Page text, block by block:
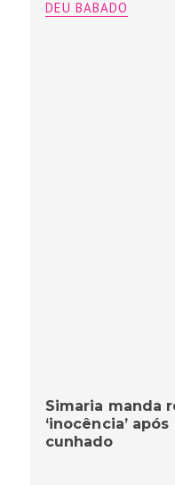
DEU BABADO
Simaria manda
‘inocência’
cunhado